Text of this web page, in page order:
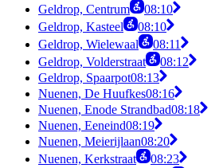
Geldrop, Centrum
08:10
Geldrop, Kasteel
08:10
Geldrop, Wielewaal
08:11
Geldrop, Volderstraat
08:12
Geldrop, Spaarpot08:13
Nuenen, De Huufkes08:16
Nuenen, Enode Strandbad08:18
Nuenen, Eeneind08:19
Nuenen, Meierijlaan08:20
Nuenen, Kerkstraat
08:23